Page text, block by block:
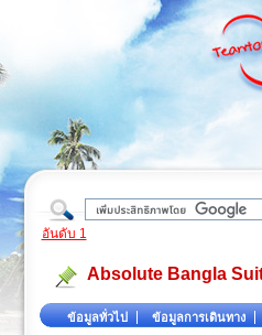
อันดับ 1
Absolute Bangla
ข้อมูลทั่วไป ข้อมูลการเดินทาง